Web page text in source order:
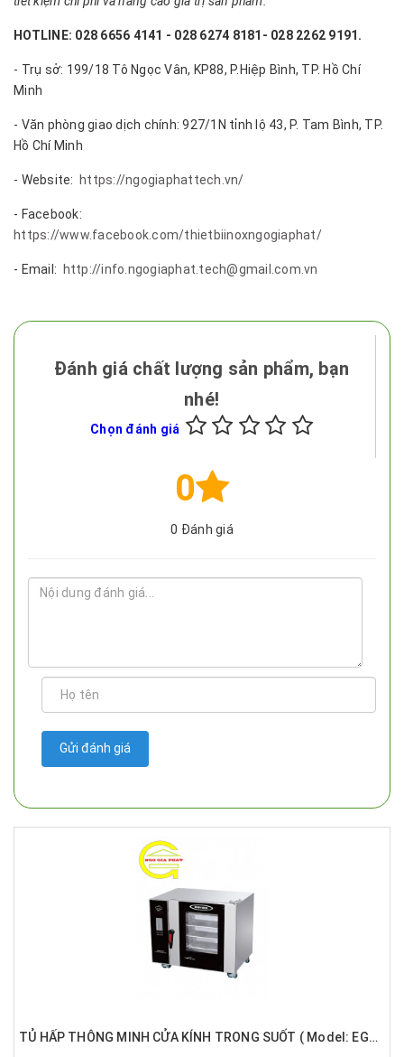
HOTLINE: 028 6656 4141 - 028 6274 8181- 028 2262 9191.
- Trụ sở: 199/18 Tô Ngọc Vân, KP88, P.Hiệp Bình, TP. Hồ Chí
Minh
- Văn phòng giao dịch chính: 927/1N tỉnh lộ 43, P. Tam Bình, TP.
Hồ Chí Minh
- Website: https://ngogiaphattech.vn/
- Facebook:
https://www.facebook.com/thietbiinoxngogiaphat/
- Email: http://info.ngogiaphat.tech@gmail.com.vn
Đánh giá chất lượng sản phẩm, bạn
nhé!
Chọn đánh giá
0
0 Đánh giá
Gửi đánh giá
TỦ HẤP THÔNG MINH CỬA KÍNH TRONG SUỐT ( Model: EGA-DRS)